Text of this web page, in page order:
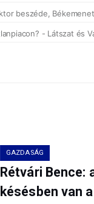
GAZDASÁG
Rétvári Bence:
késésben van